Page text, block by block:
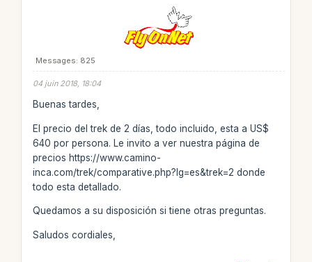
Messages: 825
04 juin 2018, 18:04
Buenas tardes,
El precio del trek de 2 días, todo incluido, esta a US$
640 por persona. Le invito a ver nuestra página de
precios https://www.camino-
inca.com/trek/comparative.php?lg=es&trek=2 donde
todo esta detallado.
Quedamos a su disposición si tiene otras preguntas.
Saludos cordiales,